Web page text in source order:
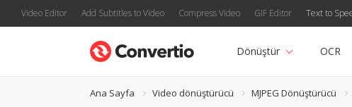
Video Editor Add Subtitles to Video Compress Video GIF Editor Text to
Dönüştür OCR
Ana Sayfa Video dönüştürücü MJPEG Dönüştürücü